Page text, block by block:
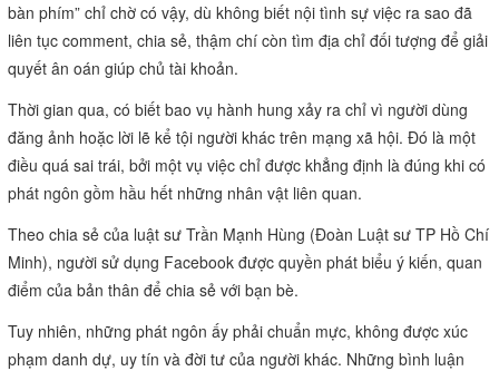
bàn phím” chỉ chờ có vậy, dù không biết nội tình sự việc ra sao đã
liên tục comment, chia sẻ, thậm chí còn tìm địa chỉ đối tượng để giải
quyết ân oán giúp chủ tài khoản.
Thời gian qua, có biết bao vụ hành hung xảy ra chỉ vì người dùng
đăng ảnh hoặc lời lẽ kể tội người khác trên mạng xã hội. Đó là một
điều quá sai trái, bởi một vụ việc chỉ được khẳng định là đúng khi có
phát ngôn gồm hầu hết những nhân vật liên quan.
Theo chia sẻ của luật sư Trần Mạnh Hùng (Đoàn Luật sư TP Hồ Chí
Minh), người sử dụng Facebook được quyền phát biểu ý kiến, quan
điểm của bản thân để chia sẻ với bạn bè.
Tuy nhiên, những phát ngôn ấy phải chuẩn mực, không được xúc
phạm danh dự, uy tín và đời tư của người khác. Những bình luận